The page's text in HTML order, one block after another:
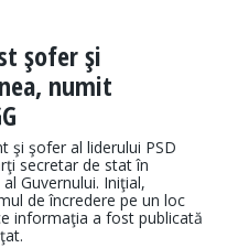
şofer şi
numit
şi şofer al liderului PSD
secretar de stat în
Guvernului. Iniţial,
de încredere pe un loc
informaţia a fost publicată